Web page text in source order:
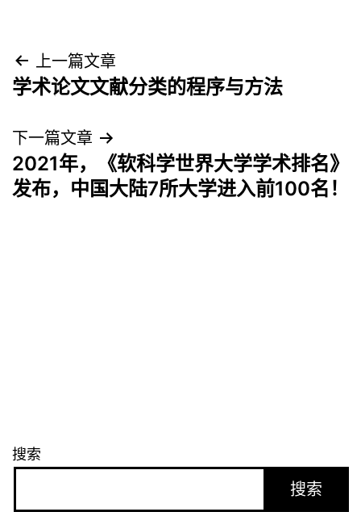
文
章
导
航
上一篇文章
学术论文文献分类的程序与方法
下一篇文章
2021年，《软科学世界大学学术排名》
发布，中国大陆7所大学进入前100名！
搜索
搜索